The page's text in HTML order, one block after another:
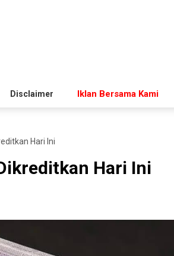
Disclaimer Iklan Bersama Kami
Hari Ini
Hari Ini